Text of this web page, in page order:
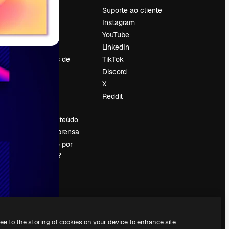
Reviews
Emprego
Tendências de
Vender conteúdo
Sala de imprensa
Procurando por
magnific.ai?
Suporte ao cliente
Instagram
YouTube
LinkedIn
TikTok
Discord
X
Reddit
to the storing of cookies on your device to enhance site